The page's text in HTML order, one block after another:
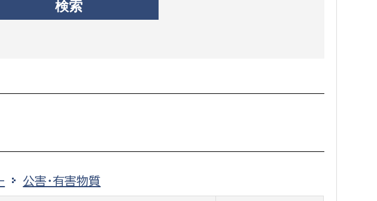
院管理局：施設用度課
警防第1課
挙管理委員会事務局
公害・有害物質